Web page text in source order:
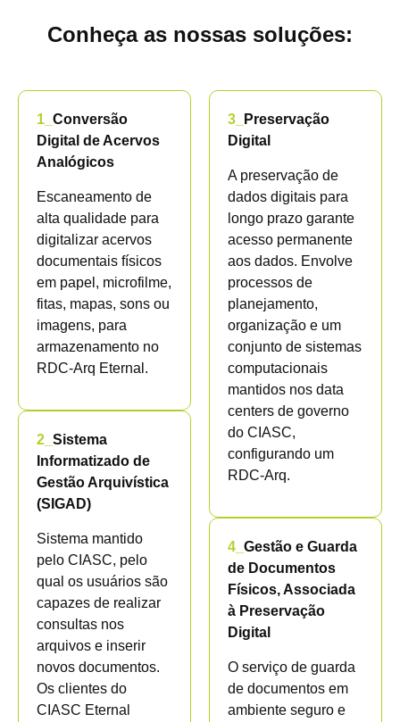
Conheça as nossas soluções:
1_ Conversão
Digital de Acervos
Analógicos
Escaneamento de
alta qualidade para
digitalizar acervos
documentais físicos
em papel, microfilme,
fitas, mapas, sons ou
imagens, para
armazenamento no
RDC-Arq Eternal.
2_ Sistema
Informatizado de
Gestão Arquivística
(SIGAD)
Sistema mantido
pelo CIASC, pelo
qual os usuários são
capazes de realizar
consultas nos
arquivos e inserir
novos documentos.
Os clientes do
CIASC Eternal
3_
Preservação
Digital
A preservação de
dados digitais para
longo prazo garante
acesso permanente
aos dados. Envolve
processos de
planejamento,
organização e um
conjunto de sistemas
computacionais
mantidos nos data
centers de governo
do CIASC,
configurando um
RDC-Arq.
4_ Gestão e Guarda
de Documentos
Físicos, Associada
à Preservação
Digital
O serviço de guarda
de documentos em
ambiente seguro e